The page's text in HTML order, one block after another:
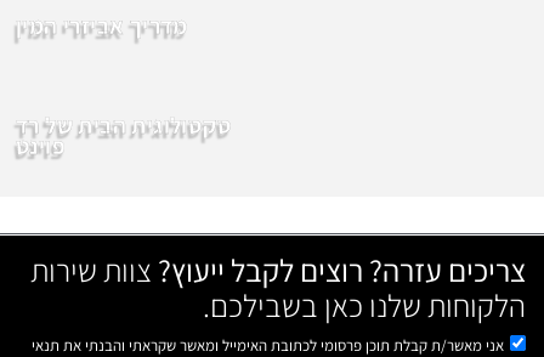
מדריך אביזרי המין
סקסולוגית הבית של רד
פוינט
צריכים עזרה? רוצים לקבל ייעוץ? צוות שירות
הלקוחות שלנו כאן בשבילכם.
אני מאשר/ת קבלת תוכן פרסומי לכתובת האימייל ומאשר שקראתי והבנתי את תנאי